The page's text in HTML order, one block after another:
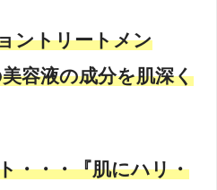
ントリートメン
容液の成分を肌深く
・・・『肌にハリ・